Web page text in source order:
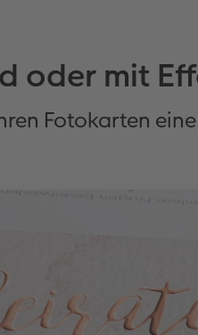
oder mit
Fotokarten